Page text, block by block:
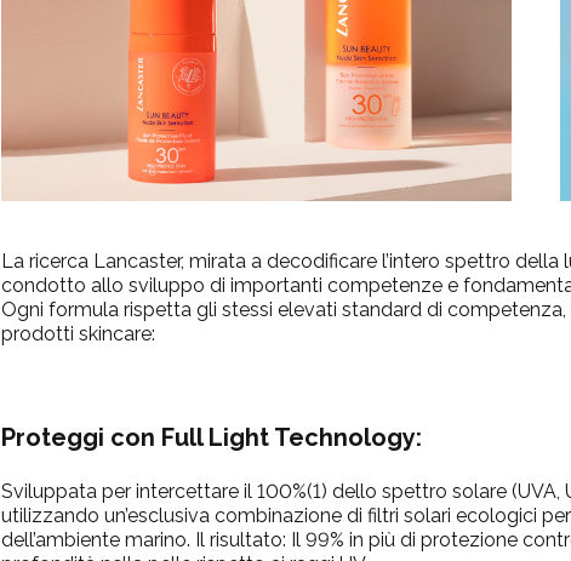
La ricerca Lancaster, mirata a decodificare l’intero spettro
condotto allo sviluppo di importanti competenze e
Ogni formula rispetta gli stessi elevati standard di
prodotti skincare:
Proteggi con Full Light Technology:
Sviluppata per intercettare il 100%(1) dello spettro solare
utilizzando un’esclusiva combinazione di filtri solari ecologici
dell’ambiente marino. Il risultato: Il 99% in più di protezione